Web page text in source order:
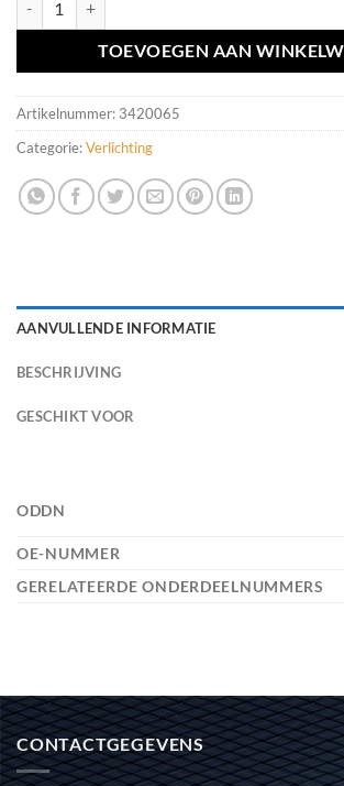
TOEVOEGEN AAN
Artikelnummer: 3420065
Categorie:Verlichting
AANVULLENDE INFORMATIE
BESCHRIJVING
GESCHIKT VOOR
ODDN
OE-NUMMER
GERELATEERDE ONDERDEELNUMMERS
CONTACTGEGEVENS